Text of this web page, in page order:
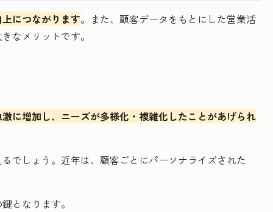
につながります。また、顧客データをもとにした営業活
なメリットです。
に増加し、ニーズが多様化・複雑化したことがあげられ
でしょう。近年は、顧客ごとにパーソナライズされた
となります。